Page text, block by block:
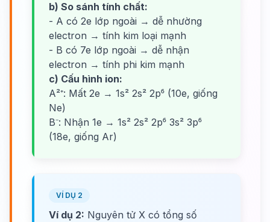
b) So sánh tính chất:
- A có 2e lớp ngoài → dễ nhường
electron → tính kim loại mạnh
- B có 7e lớp ngoài → dễ nhận
electron → tính phi kim mạnh
c) Cấu hình ion:
A²⁺: Mất 2e → 1s² 2s² 2p⁶ (10e, giống
Ne)
B⁻: Nhận 1e → 1s² 2s² 2p⁶ 3s² 3p⁶
(18e, giống Ar)
VÍ DỤ 2
Ví dụ 2: Nguyên tử X có tổng số